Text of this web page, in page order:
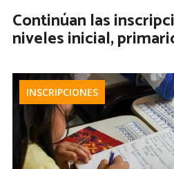
Continúan las
niveles inicial,
INSCRIPCIONES